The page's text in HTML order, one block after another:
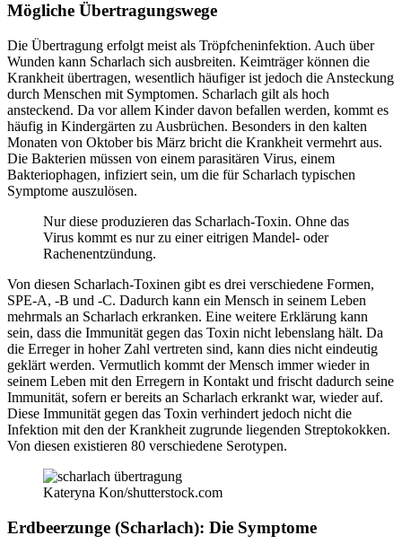
Mögliche Übertragungswege
Die Übertragung erfolgt meist als Tröpfcheninfektion. Auch über
Wunden kann Scharlach sich ausbreiten. Keimträger können die
Krankheit übertragen, wesentlich häufiger ist jedoch die Ansteckung
durch Menschen mit Symptomen. Scharlach gilt als hoch
ansteckend. Da vor allem Kinder davon befallen werden, kommt es
häufig in Kindergärten zu Ausbrüchen. Besonders in den kalten
Monaten von Oktober bis März bricht die Krankheit vermehrt aus.
Die Bakterien müssen von einem parasitären Virus, einem
Bakteriophagen, infiziert sein, um die für Scharlach typischen
Symptome auszulösen.
Nur diese produzieren das Scharlach-Toxin. Ohne das
Virus kommt es nur zu einer eitrigen Mandel- oder
Rachenentzündung.
Von diesen Scharlach-Toxinen gibt es drei verschiedene Formen,
SPE-A, -B und -C. Dadurch kann ein Mensch in seinem Leben
mehrmals an Scharlach erkranken. Eine weitere Erklärung kann
sein, dass die Immunität gegen das Toxin nicht lebenslang hält. Da
die Erreger in hoher Zahl vertreten sind, kann dies nicht eindeutig
geklärt werden. Vermutlich kommt der Mensch immer wieder in
seinem Leben mit den Erregern in Kontakt und frischt dadurch seine
Immunität, sofern er bereits an Scharlach erkrankt war, wieder auf.
Diese Immunität gegen das Toxin verhindert jedoch nicht die
Infektion mit den der Krankheit zugrunde liegenden Streptokokken.
Von diesen existieren 80 verschiedene Serotypen.
Kateryna Kon/shutterstock.com
Erdbeerzunge (Scharlach): Die Symptome